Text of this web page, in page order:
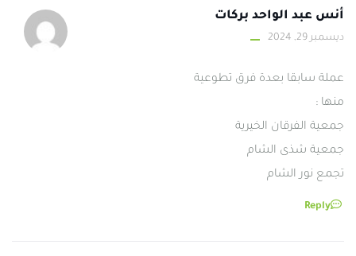
أنس عبد الواحد بركات
ديسمبر 29, 2024
عملة سابقا بعدة فرق تطوعية
منها :
جمعية الفرقان الخيرية
جمعية شذى الشام
تجمع نور الشام
Reply